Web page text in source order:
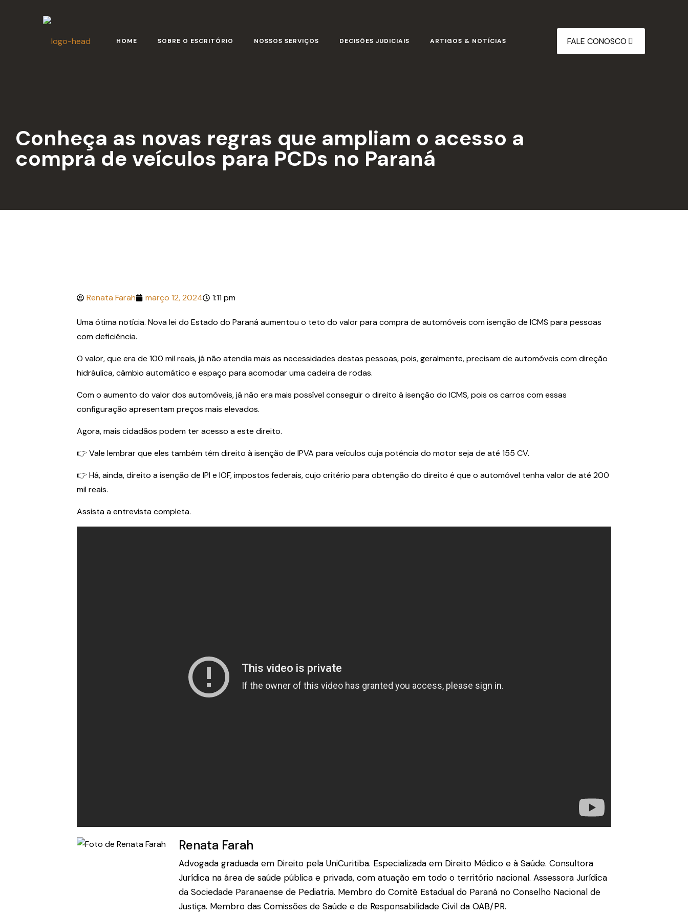
HOME SOBRE O ESCRITÓRIO NOSSOS SERVIÇOS DECISÕES JUDICIAIS ARTIGOS & NOTÍCIAS FALE CONOSCO
Conheça as novas regras que ampliam o acesso a
compra de veículos para PCDs no Paraná
Renata Farah março 12, 2024 1:11 pm
Uma ótima notícia. Nova lei do Estado do Paraná aumentou o teto do valor para compra de automóveis com isenção de ICMS para pessoas
com deficiência.
O valor, que era de 100 mil reais, já não atendia mais as necessidades destas pessoas, pois, geralmente, precisam de automóveis com direção
hidráulica, câmbio automático e espaço para acomodar uma cadeira de rodas.
Com o aumento do valor dos automóveis, já não era mais possível conseguir o direito à isenção do ICMS, pois os carros com essas
configuração apresentam preços mais elevados.
Agora, mais cidadãos podem ter acesso a este direito.
👉 Vale lembrar que eles também têm direito à isenção de IPVA para veículos cuja potência do motor seja de até 155 CV.
👉 Há, ainda, direito a isenção de IPI e IOF, impostos federais, cujo critério para obtenção do direito é que o automóvel tenha valor de até 200
mil reais.
Assista a entrevista completa.
Renata Farah
Advogada graduada em Direito pela UniCuritiba. Especializada em Direito Médico e à Saúde. Consultora
Jurídica na área de saúde pública e privada, com atuação em todo o território nacional. Assessora Jurídica
da Sociedade Paranaense de Pediatria. Membro do Comitê Estadual do Paraná no Conselho Nacional de
Justiça. Membro das Comissões de Saúde e de Responsabilidade Civil da OAB/PR.